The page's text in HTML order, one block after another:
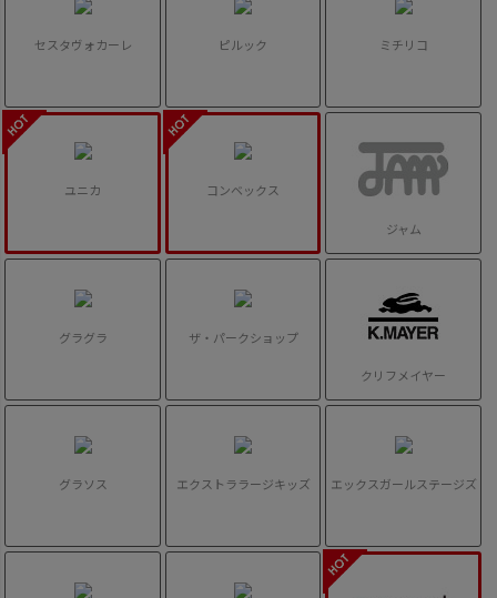
セスタヴォカーレ ピルック ミチリコ
ユニカ コンベックス
ジャム
グラグラ ザ・パークショップ
クリフメイヤー
グラソス エクストララージキッズ エックスガールステージズ